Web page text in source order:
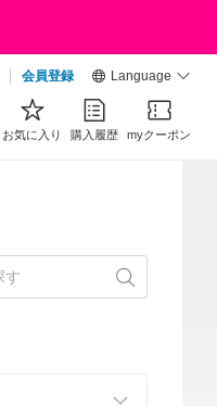
会員登録 Language
お気に入り 購入履歴 myクーポン